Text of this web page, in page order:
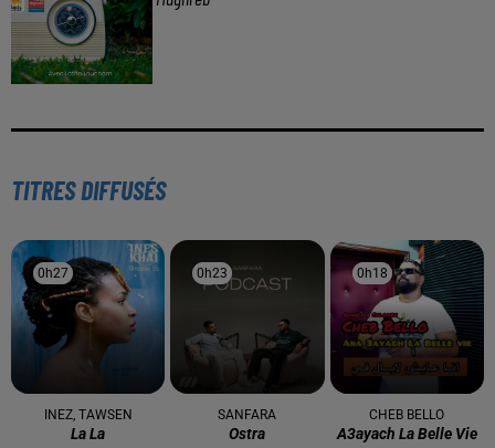
À LA UNE
16 mai 2024
Baya: La Muse Algérienne Qui a Charmé le Monde